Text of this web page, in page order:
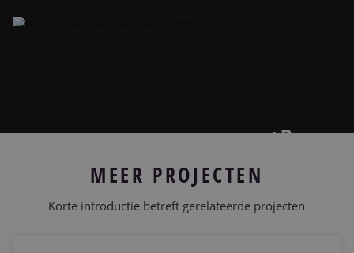
Over ons
Contact +3
MEER PROJECTEN
Korte introductie betreft gerelateerde projecten